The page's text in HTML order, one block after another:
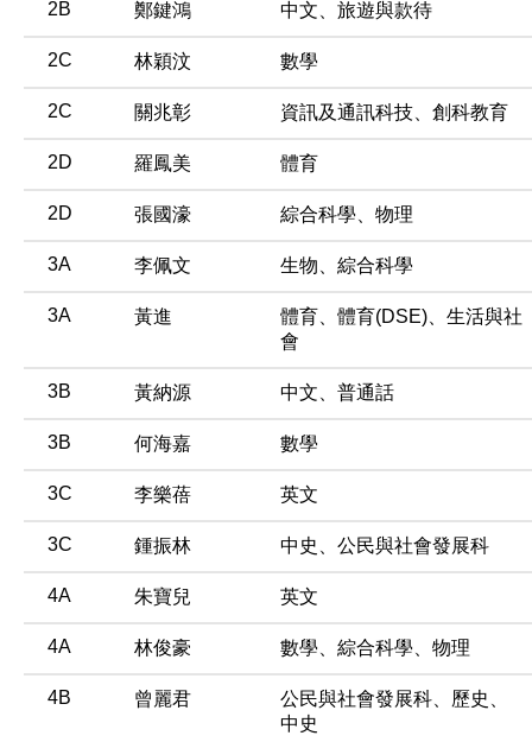
2B 鄭鍵鴻 中文、旅遊與款待
2C 林穎汶 數學
2C 關兆彰 資訊及通訊科技、創科教育
2D 羅鳳美 體育
2D 張國濠 綜合科學、物理
3A 李佩文 生物、綜合科學
3A 黃進
體育、體育(DSE)、生活與社
會
3B 黃納源 中文、普通話
3B 何海嘉 數學
3C 李樂蓓 英文
3C 鍾振林 中史、公民與社會發展科
4A 朱寶兒 英文
4A 林俊豪 數學、綜合科學、物理
4B 曾麗君
公民與社會發展科、歷史、
中史